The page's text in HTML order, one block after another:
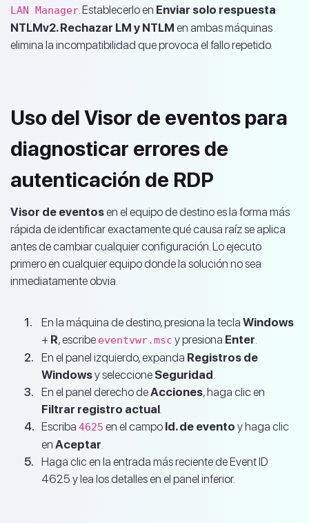
LAN Manager. Establecerlo en Enviar solo respuesta
NTLMv2. Rechazar LM y NTLM en ambas máquinas
elimina la incompatibilidad que provoca el fallo repetido.
Uso del Visor de eventos para
diagnosticar errores de
autenticación de RDP
Visor de eventos en el equipo de destino es la forma más
rápida de identificar exactamente qué causa raíz se aplica
antes de cambiar cualquier configuración. Lo ejecuto
primero en cualquier equipo donde la solución no sea
inmediatamente obvia.
En la máquina de destino, presiona la tecla Windows
+ R, escribe eventvwr.msc y presiona Enter.
En el panel izquierdo, expanda Registros de
Windowsy seleccione Seguridad.
En el panel derecho deAcciones, haga clic en
Filtrar registro actual.
Escriba 4625 en el campo Id. de evento y haga clic
en Aceptar.
Haga clic en la entrada más reciente de Event ID
4625 y lea los detalles en el panel inferior.